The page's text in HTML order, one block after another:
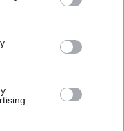
belüli